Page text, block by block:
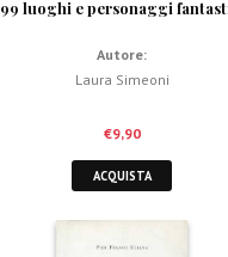
99 luoghi e personaggi
Autore:
Laura Simeoni
€9,90
ACQUISTA